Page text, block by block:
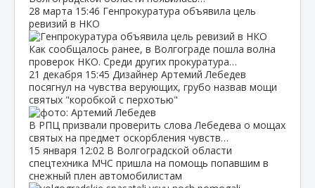
28 марта 15:46 Генпрокуратура объявила цель
ревизий в НКО
Как сообщалось ранее, в Волгограде пошла волна
проверок НКО. Среди других прокуратура…
21 декабря 15:45 Дизайнер Артемий Лебедев
посягнул на чувства верующих, грубо назвав мощи
святых "коробкой с перхотью"
В РПЦ призвали проверить слова Лебедева о мощах
святых на предмет оскорбления чувств…
15 января 12:02 В Волгоградской области
спецтехника МЧС пришла на помощь попавшим в
снежный плен автомобилистам